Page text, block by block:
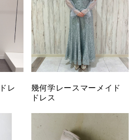
レ
幾何学レースマーメイド
ドレス